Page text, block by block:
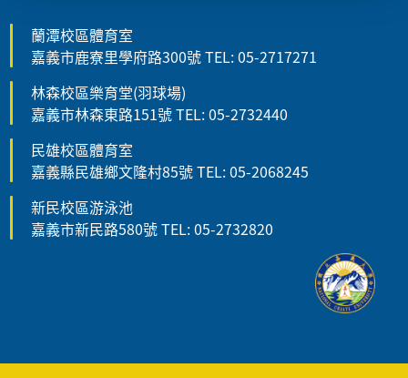
蘭潭校區體育室
嘉義市鹿寮里學府路300號 TEL: 05-2717271
林森校區樂育堂(羽球場)
嘉義市林森東路151號 TEL: 05-2732440
民雄校區體育室
嘉義縣民雄鄉文隆村85號 TEL: 05-2068245
新民校區游泳池
嘉義市新民路580號 TEL: 05-2732820